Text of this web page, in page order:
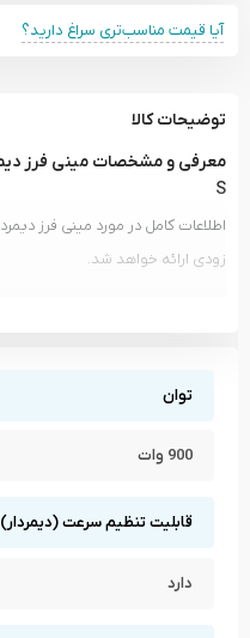
آیا قیمت مناسب‌تری سراغ دارید؟
توضیحات کالا
S
زودی ارائه خواهد شد.
توان
900 وات
قابلیت تنظیم سرعت (دیمردار)
دارد